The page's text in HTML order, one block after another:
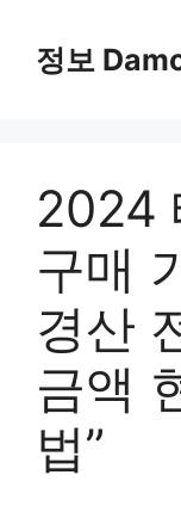
content
정보
2024
구매
경산
금액
법”